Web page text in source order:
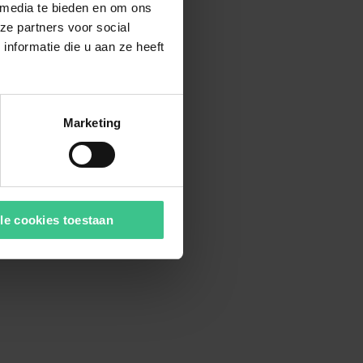
te bieden en om ons
partners voor social
die u aan ze heeft
Marketing
cookies toestaan